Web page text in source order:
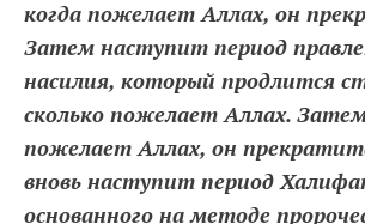
когда пожелает Аллах, он
Затем наступит период
насилия, который продлится
сколько пожелает Аллах.
пожелает Аллах, он
вновь наступит период
основанного на методе